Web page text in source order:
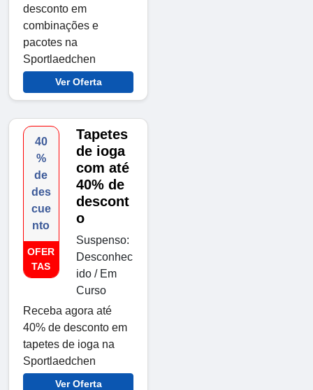
desconto em
combinações e
pacotes na
Sportlaedchen
Ver Oferta
40
%
de
des
cue
nto
OFER
TAS
Tapetes
de ioga
com até
40% de
descont
o
Suspenso:
Desconhec
ido / Em
Curso
Receba agora até
40% de desconto em
tapetes de ioga na
Sportlaedchen
Ver Oferta